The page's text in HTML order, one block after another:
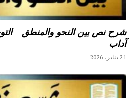
شرح نص بين النحو والمنطق –
آداب
21 يناير، 2026